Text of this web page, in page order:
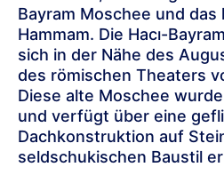
Bayram Moschee und
Hammam. Die Hacı-
sich in der Nähe des
des römischen Theaters
Diese alte Moschee
und verfügt über eine
Dachkonstruktion auf
seldschukischen Baustil